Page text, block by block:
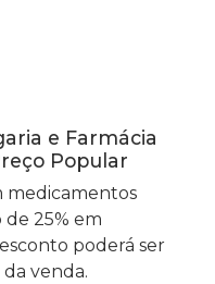
e Farmácia
Popular
medicamentos
25% em
poderá ser
venda.